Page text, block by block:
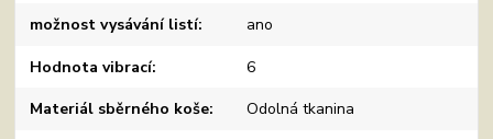
možnost vysávání listí ano
Hodnota vibrací 6
Materiál sběrného koše Odolná tkanina